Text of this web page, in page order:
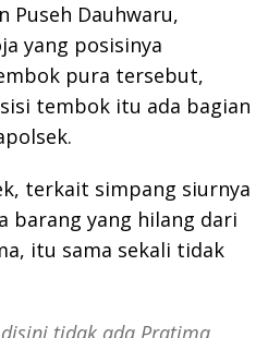
Puseh Dauhwaru,
yang posisinya
pura tersebut,
tembok itu ada bagian
terkait simpang siurnya
barang yang hilang dari
itu sama sekali tidak